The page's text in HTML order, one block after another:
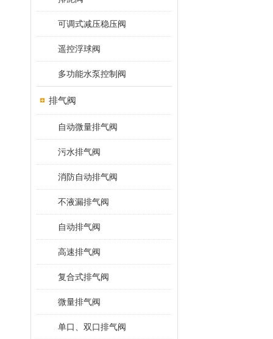
可调式减压稳压阀
遥控浮球阀
多功能水泵控制阀
排气阀
自动微量排气阀
污水排气阀
消防自动排气阀
不液漏排气阀
自动排气阀
高速排气阀
复合式排气阀
微量排气阀
单口、双口排气阀